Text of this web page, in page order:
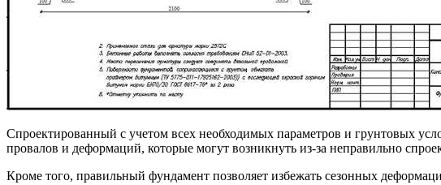
Спроектированный с учетом всех необходимых параметров и грунтовых
провалов и деформаций, которые могут возникнуть из-за неправильно
Кроме того, правильный фундамент позволяет избежать сезонных